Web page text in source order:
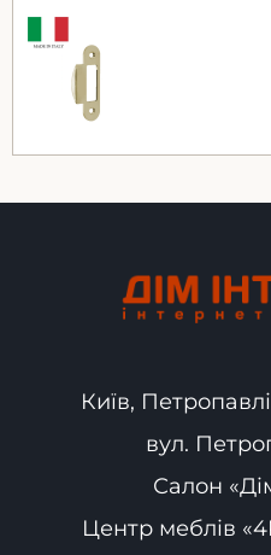
Київ,
вул.
Салон
Центр меблів